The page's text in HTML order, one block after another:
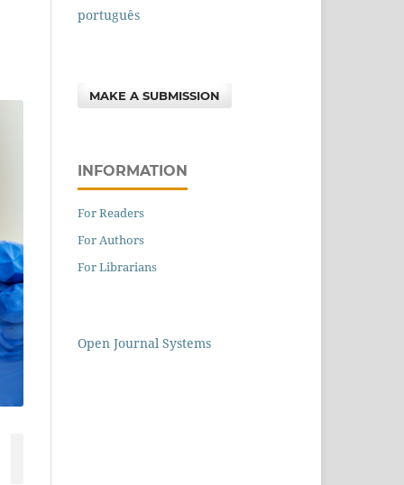
português
MAKE A SUBMISSION
INFORMATION
For Readers
For Authors
For Librarians
Open Journal Systems